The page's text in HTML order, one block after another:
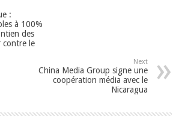
:
à 100%
des
contre le
Next
China Media Group signe une
coopération média avec le
Nicaragua